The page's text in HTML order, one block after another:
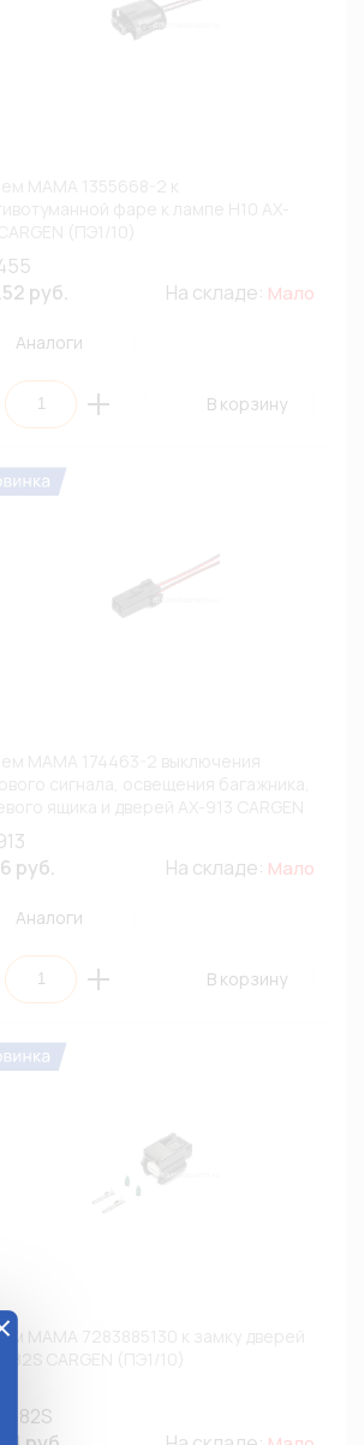
руб.
На складе: Мало
Аналоги
В корзину
руб.
На складе: Мало
Аналоги
В корзину
МАМА 7283885130 к замку дверей
CARGEN (ПЭ1/10)